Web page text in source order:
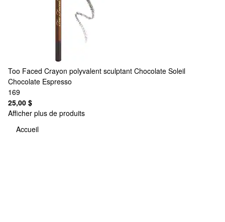
Too Faced Crayon polyvalent sculptant Chocolate Soleil
Chocolate Espresso
169
25,00 $
Afficher plus de produits
Accueil